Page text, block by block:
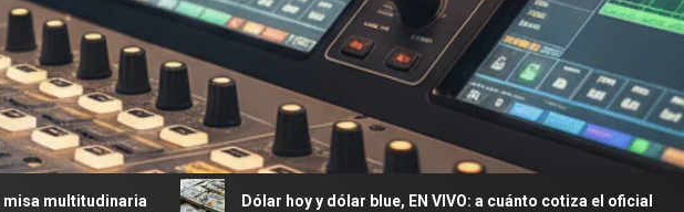
Dólar hoy y dólar blue, EN VIVO: a cuánto cotiza el oficial y cuál es el precio